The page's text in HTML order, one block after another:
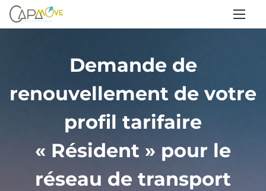
Demande de
renouvellement de votre
profil tarifaire
« Résident » pour le
réseau de transport